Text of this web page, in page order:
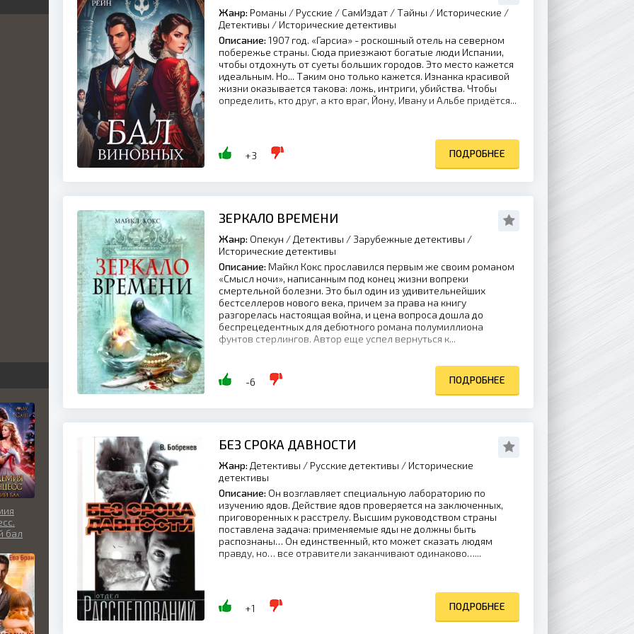
Жанр: Романы / Русские / СамИздат / Тайны / Исторические /
Детективы / Исторические детективы
Описание: 1907 год. «Гарсиа» - роскошный отель на северном
побережье страны. Сюда приезжают богатые люди Испании,
чтобы отдохнуть от суеты больших городов. Это место кажется
идеальным. Но... Таким оно только кажется. Изнанка красивой
жизни оказывается такова: ложь, интриги, убийства. Чтобы
определить, кто друг, а кто враг, Йону, Ивану и Альбе придётся...
+3 ПОДРОБНЕЕ
ЗЕРКАЛО ВРЕМЕНИ
Жанр: Опекун / Детективы / Зарубежные детективы /
Исторические детективы
Описание: Майкл Кокс прославился первым же своим романом
«Смысл ночи», написанным под конец жизни вопреки
смертельной болезни. Это был один из удивительнейших
бестселлеров нового века, причем за права на книгу
разгорелась настоящая война, и цена вопроса дошла до
беспрецедентных для дебютного романа полумиллиона
фунтов стерлингов. Автор еще успел вернуться к...
-6 ПОДРОБНЕЕ
БЕЗ СРОКА ДАВНОСТИ
Жанр: Детективы / Русские детективы / Исторические
детективы
Описание: Он возглавляет специальную лабораторию по
изучению ядов. Действие ядов проверяется на заключенных,
приговоренных к расстрелу. Высшим руководством страны
поставлена задача: применяемые яды не должны быть
распознаны… Он единственный, кто может сказать людям
правду, но… все отравители заканчивают одинаково…...
+1 ПОДРОБНЕЕ
бал